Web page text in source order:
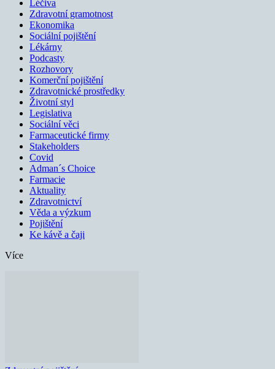
Léčiva
Zdravotní gramotnost
Ekonomika
Sociální pojištění
Lékárny
Podcasty
Rozhovory
Komerční pojištění
Zdravotnické prostředky
Životní styl
Legislativa
Sociální věci
Farmaceutické firmy
Stakeholders
Covid
Adman´s Choice
Farmacie
Aktuality
Zdravotnictví
Věda a výzkum
Pojištění
Ke kávě a čaji
Více